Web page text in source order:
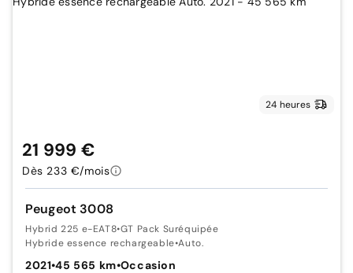
24 heures
Peugeot 3008
Hybrid 225 e-EAT8•GT Pack Suréquipée
Hybride essence rechargeable•Auto.
2021•45 565 km•Occasion
21 999 €
Dès 233 €/mois